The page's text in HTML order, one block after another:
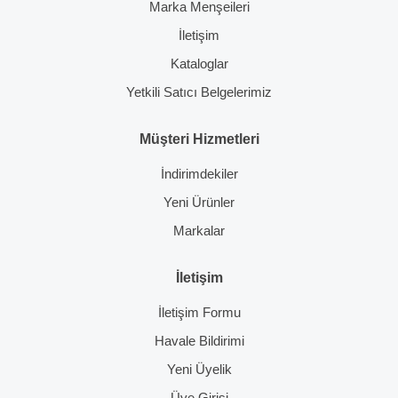
Marka Menşeileri
İletişim
Kataloglar
Yetkili Satıcı Belgelerimiz
Müşteri Hizmetleri
İndirimdekiler
Yeni Ürünler
Markalar
İletişim
İletişim Formu
Havale Bildirimi
Yeni Üyelik